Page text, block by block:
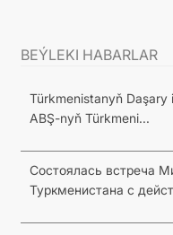
BEÝLEKI HABARLAR
Türkmenistanyň Daşary
ABŞ-nyň Türkmeni...
Состоялась встреча
Туркменистана с